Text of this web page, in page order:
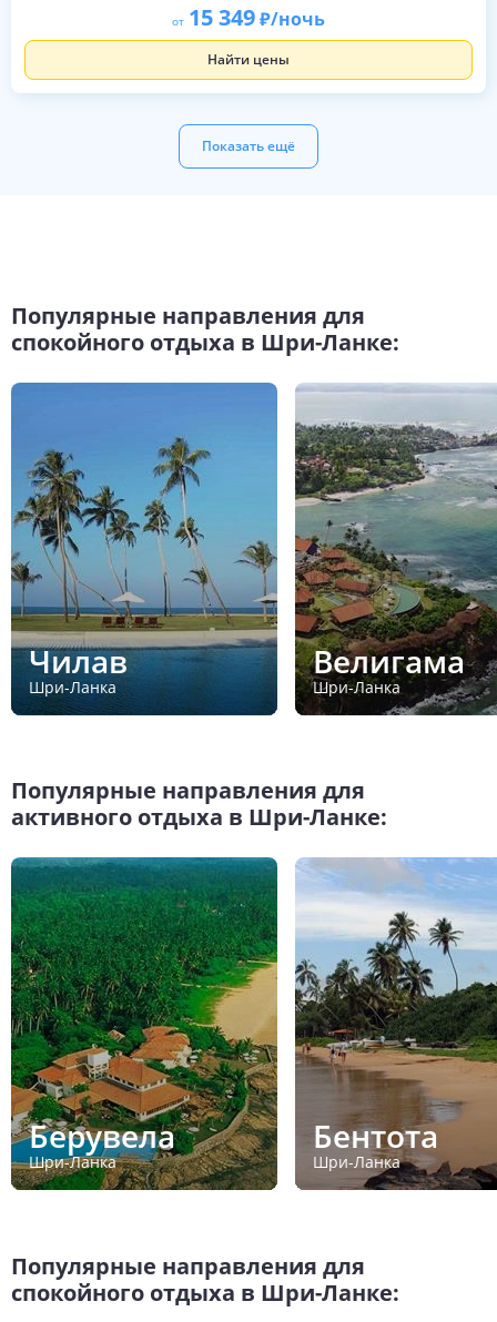
от 15 349 /ночь
Найти цены
Показать ещё
Популярные направления для
спокойного отдыха в Шри-Ланке:
Чилав
Шри-Ланка
Велигама
Шри-Ланка
Популярные направления для
активного отдыха в Шри-Ланке:
Берувела
Шри-Ланка
Бентота
Шри-Ланка
Популярные направления для
спокойного отдыха в Шри-Ланке: